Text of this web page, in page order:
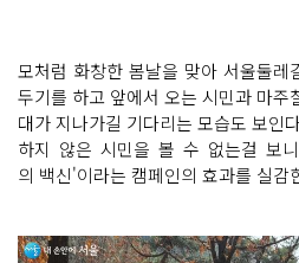
모처럼 화창한 봄날을 맞아 서울둘레
두기를 하고 앞에서 오는 시민과 마주
대가 지나가길 기다리는 모습도 보인
하지 않은 시민을 볼 수 없는걸 보
의 백신'이라는 캠페인의 효과를 실감